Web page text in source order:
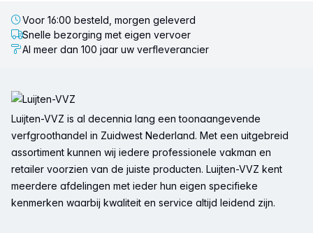
Voor 16:00 besteld, morgen geleverd
Snelle bezorging met eigen vervoer
Al meer dan 100 jaar uw verfleverancier
Luijten-VVZ is al decennia lang een toonaangevende
verfgroothandel in Zuidwest Nederland. Met een uitgebreid
assortiment kunnen wij iedere professionele vakman en
retailer voorzien van de juiste producten. Luijten-VVZ kent
meerdere afdelingen met ieder hun eigen specifieke
kenmerken waarbij kwaliteit en service altijd leidend zijn.